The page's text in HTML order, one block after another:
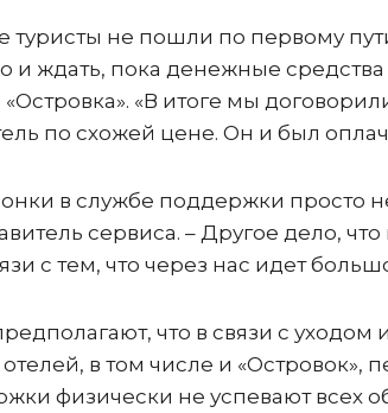
туристы не пошли по первому
и ждать, пока денежные средства
«В итоге мы
по схожей цене. Он и был
в службе поддержки просто
сервиса. – Другое дело,
с тем, что через нас идет
что в связи с уходом
в том числе и «Островок»,
физически не успевают всех